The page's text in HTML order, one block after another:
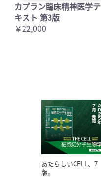
カプラン臨床精神医学テ
キスト 第3版
￥22,000
あたらしいCELL、7
版。